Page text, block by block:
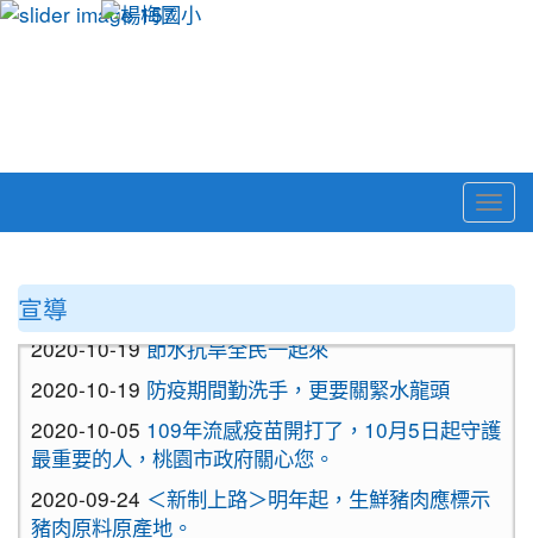
宣導
2020-10-19節水抗旱全民一起來
2020-10-19 防疫期間勤洗手，更要關緊水龍頭
2020-10-05 109年流感疫苗開打了，10月5日起守護
最重要的人，桃園市政府關心您。
2020-09-24
＜新制上路＞明年起，生鮮豬肉應標示
豬肉原料原產地。